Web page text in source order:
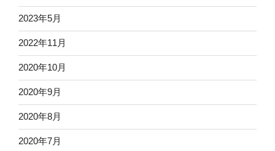
2023年5月
2022年11月
2020年10月
2020年9月
2020年8月
2020年7月